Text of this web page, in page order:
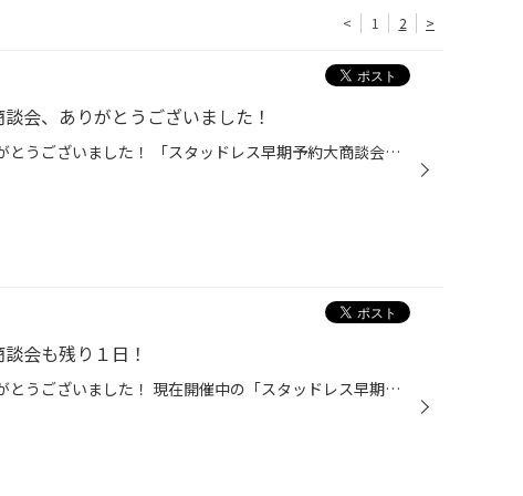
< 1 2 >
会、ありがとうございました！
本日もたくさんのご来店ありがとうございました！ 「スタッドレス早期予約大商談会」 本日で終了となりました！ イベント期間中にご来店下さったみなさま、 誠にありがとうございました！ 何度も足を運んでくださったお客様や 色んな質問の末にご購入頂いたお客様、 様々なお客様に来ていただきまし...
会も残り１日！
本日もたくさんのご来店ありがとうございました！ 現在開催中の「スタッドレス早期予約大商談会」も 残すところ１日となりました！ また、最近は 冬タイヤへの交換が増えてきました(; ･`д･´) 走る距離によっては早いかもしれませんが、 あまり乗られていない方は早めに交換して頂いた方が 混雑を避...